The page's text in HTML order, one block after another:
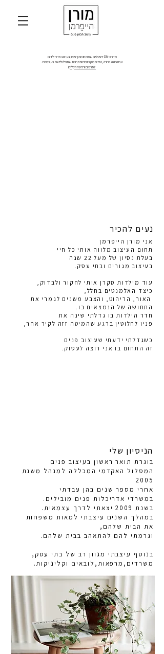
מדריכי DIY דיגיטליים שפותחו מתוך ניסיון בעיצוב חדרי ילדים
עם הכוונה ברורה, טיפים מקצועיים ופתרונות שתוכלו ליישם בעצמכם.
לפרטים ורכישה הקליקו
נעים להכיר
אני מורן הייפרמן​
תחום העיצוב מלווה אותי כל חיי
בעלת נסיון של מעל 22 שנה
בעיצוב מגורים ובתי עסק.
עוד מילדות סקרן אותי לחקור ולבדוק,
כיצד האלמנטים בחלל,
האור, הריהוט, והצבע משנים לגמרי את
התחושה של הנמצאים בו.
חדר הילדות בו גדלתי שינה את
פניו לחלוטין ברגע שהמיטה זזה לקיר אחר,
כשגדלתי ידעתי שעיצוב פנים
זה התחום בו אני רוצה לעסוק.
בוגרת תואר ראשון בעיצוב פנים
המסלול האקדמי המכללה למנהל משנת
2005
אחרי מספר שנים בהן עבדתי
במשרדי אדריכלות פנים מובילים.
בשנת 2009 יצאתי לדרך עצמאית.
​במהלך השנים עיצבתי למאות משפחות
את הבית שלהם,
וגרמתי להם להתאהב בבית שלהם.
בנוסף עיצבתי מגוון רב של בתי עסק,
משרדים,מרפאות,לובאים וקליניקות.
הניסיון שלי